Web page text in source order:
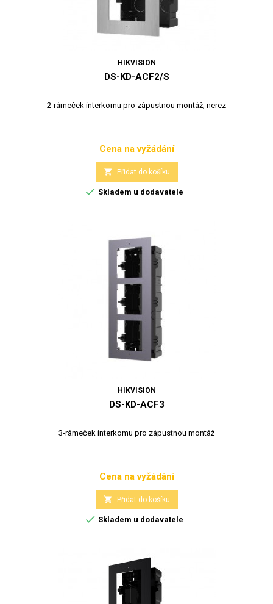
HIKVISION
DS-KD-ACF2/S
2-rámeček interkomu pro zápustnou montáž; nerez
Cena
Cena na vyžádání
 Přidat do košíku
 Skladem u dodavatele
HIKVISION
DS-KD-ACF3
3-rámeček interkomu pro zápustnou montáž
Cena
Cena na vyžádání
 Přidat do košíku
 Skladem u dodavatele